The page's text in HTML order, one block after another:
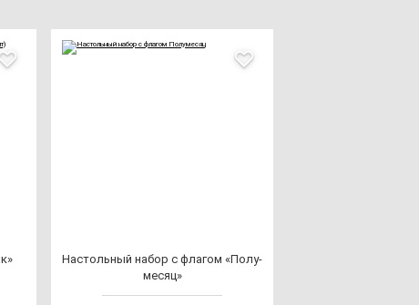
Нас­толь­ный на­бор с фла­гом «Полу­
ме­сяц»